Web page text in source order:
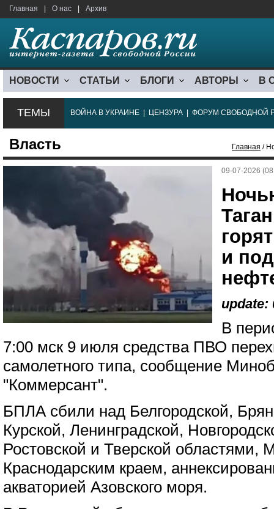
Главная О нас Архив
НОВОСТИ СТАТЬИ БЛОГИ АВТОРЫ В
ТЕМЫ ВОЙНА В УКРАИНЕ ЦЕНЗУРА ФОРУМ СВОБОДНОЙ
Власть Главная /
09-07-2026
и
update:
В
7:00 мск 9 июля средства ПВО
самолетного типа, сообщение
"Коммерсант".
БПЛА сбили над Белгородской,
Курской, Ленинградской,
Ростовской и Тверской областями,
Краснодарским краем,
акваторией Азовского моря.